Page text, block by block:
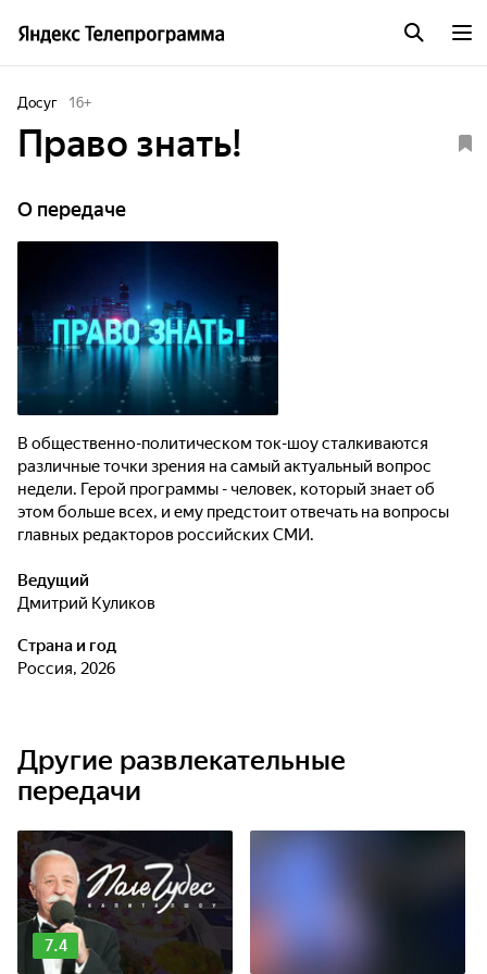
Досуг 16+
Право знать!
О передаче
В общественно-политическом ток-шоу сталкиваются
различные точки зрения на самый актуальный вопрос
недели. Герой программы - человек, который знает об
этом больше всех, и ему предстоит отвечать на вопросы
главных редакторов российских СМИ.
Ведущий
Дмитрий Куликов
Страна и год
Россия, 2026
Другие развлекательные
передачи
7.4